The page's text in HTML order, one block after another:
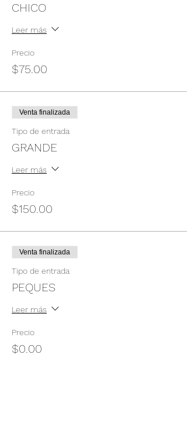
CHICO
Leer más
Precio
$75.00
Venta finalizada
Tipo de entrada
GRANDE
Leer más
Precio
$150.00
Venta finalizada
Tipo de entrada
PEQUES
Leer más
Precio
$0.00